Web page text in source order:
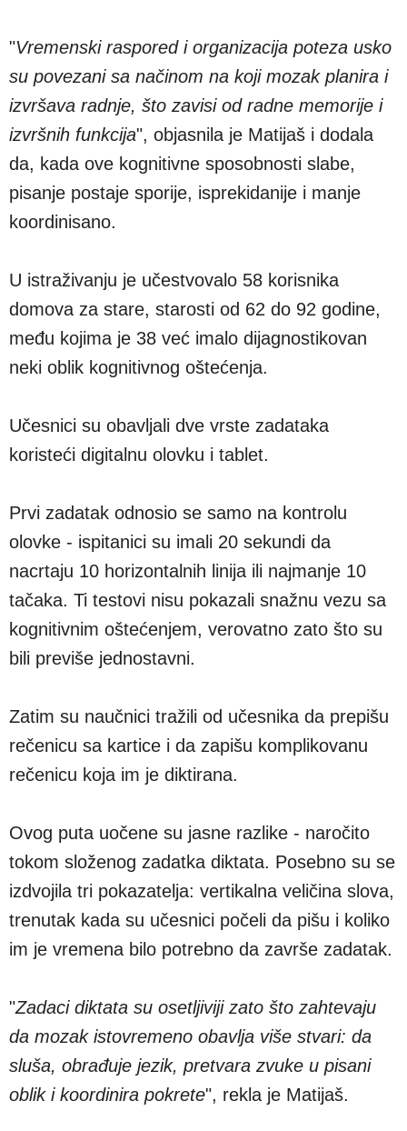
"Vremenski raspored i organizacija poteza usko
su povezani sa načinom na koji mozak planira i
izvršava radnje, što zavisi od radne memorije i
izvršnih funkcija", objasnila je Matijaš i dodala
da, kada ove kognitivne sposobnosti slabe,
pisanje postaje sporije, isprekidanije i manje
koordinisano.
U istraživanju je učestvovalo 58 korisnika
domova za stare, starosti od 62 do 92 godine,
među kojima je 38 već imalo dijagnostikovan
neki oblik kognitivnog oštećenja.
Učesnici su obavljali dve vrste zadataka
koristeći digitalnu olovku i tablet.
Prvi zadatak odnosio se samo na kontrolu
olovke - ispitanici su imali 20 sekundi da
nacrtaju 10 horizontalnih linija ili najmanje 10
tačaka. Ti testovi nisu pokazali snažnu vezu sa
kognitivnim oštećenjem, verovatno zato što su
bili previše jednostavni.
Zatim su naučnici tražili od učesnika da prepišu
rečenicu sa kartice i da zapišu komplikovanu
rečenicu koja im je diktirana.
Ovog puta uočene su jasne razlike - naročito
tokom složenog zadatka diktata. Posebno su se
izdvojila tri pokazatelja: vertikalna veličina slova,
trenutak kada su učesnici počeli da pišu i koliko
im je vremena bilo potrebno da završe zadatak.
"Zadaci diktata su osetljiviji zato što zahtevaju
da mozak istovremeno obavlja više stvari: da
sluša, obrađuje jezik, pretvara zvuke u pisani
oblik i koordinira pokrete", rekla je Matijaš.